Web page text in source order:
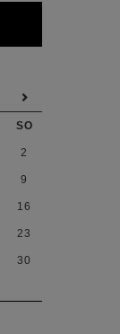
SO
2
9
16
23
30